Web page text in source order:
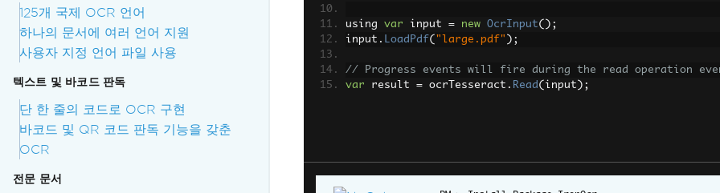
125개 국제 OCR 언어
하나의 문서에 여러 언어 지원
사용자 지정 언어 파일 사용
텍스트 및 바코드 판독
단 한 줄의 코드로 OCR 구현
바코드 및 QR 코드 판독 기능을 갖춘
OCR
전문 문서
using var input = new OcrInput();
input . LoadPdf( "large.pdf" );
// Progress events will fire during the read operation
var result = ocrTesseract . Read ( input );